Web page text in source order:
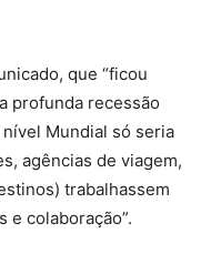
que “ficou
profunda recessão
Mundial só seria
agências de viagem,
trabalhassem
e colaboração”.